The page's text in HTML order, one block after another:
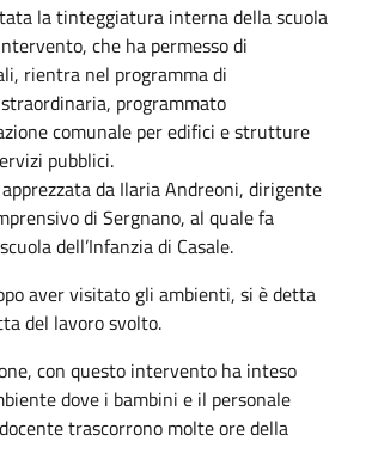
la tinteggiatura interna della scuola
che ha permesso di
rientra nel programma di
programmato
comunale per edifici e strutture
pubblici.
apprezzata da Ilaria Andreoni, dirigente
di Sergnano, al quale fa
dell’Infanzia di Casale.
aver visitato gli ambienti, si è detta
del lavoro svolto.
con questo intervento ha inteso
dove i bambini e il personale
trascorrono molte ore della